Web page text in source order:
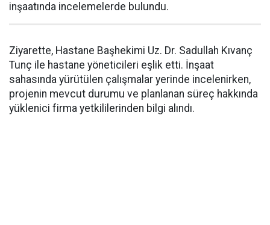
inşaatında incelemelerde bulundu.
Ziyarette, Hastane Başhekimi Uz. Dr. Sadullah Kıvanç
Tunç ile hastane yöneticileri eşlik etti. İnşaat
sahasında yürütülen çalışmalar yerinde incelenirken,
projenin mevcut durumu ve planlanan süreç hakkında
yüklenici firma yetkililerinden bilgi alındı.